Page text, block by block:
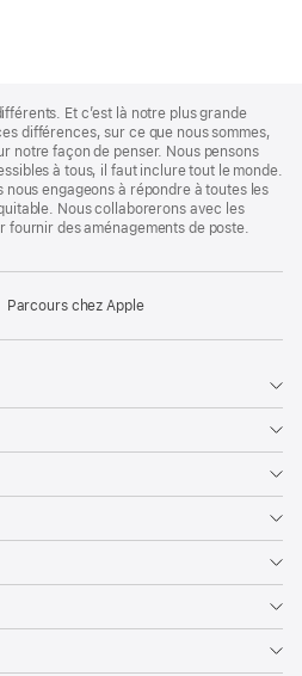
Et c’est là notre plus grande
différences, sur ce que nous sommes,
notre façon de penser. Nous pensons
à tous, il faut inclure tout le monde.
nous engageons à répondre à toutes les
Nous collaborerons avec les
fournir des aménagements de poste.
Parcours chez Apple